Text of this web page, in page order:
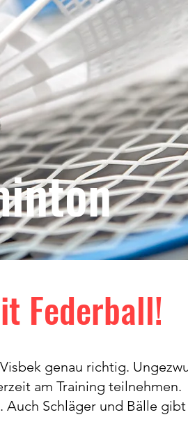
Federball!
genau richtig.
am Training teilnehmen.
Schläger und Bälle